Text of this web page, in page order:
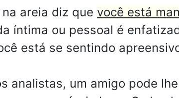
areia diz que você está
íntima ou pessoal é
está se sentindo
analistas, um amigo pode